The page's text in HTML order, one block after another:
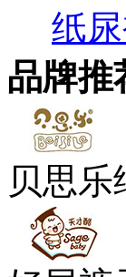
纸
品牌推
贝思